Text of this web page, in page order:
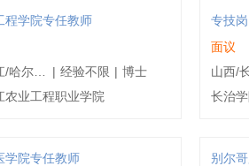
程学院专任教师
| 经验不限 | 博士
农业工程职业学院
专技岗
面议
长治
学院专任教师
别尔